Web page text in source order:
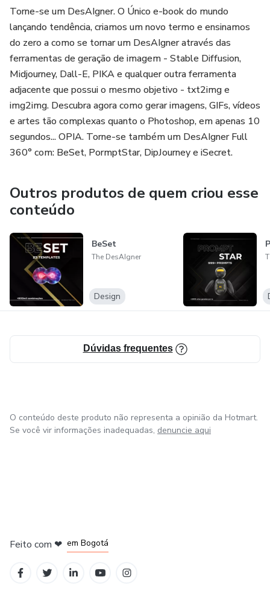
Torne-se um DesAIgner. O Único e-book do mundo
lançando tendência, criamos um novo termo e ensinamos
do zero a como se tornar um DesAIgner através das
ferramentas de geração de imagem - Stable Diffusion,
Midjourney, Dall-E, PIKA e qualquer outra ferramenta
adjacente que possui o mesmo objetivo - txt2img e
img2img. Descubra agora como gerar imagens, GIFs, vídeos
e artes tão complexas quanto o Photoshop, em apenas 10
segundos... OPIA. Torne-se também um DesAIgner Full
360° com: BeSet, PormptStar, DipJourney e iSecret.
Outros produtos de quem criou esse
conteúdo
BeSet
The DesAIgner
Design
Dúvidas frequentes
O conteúdo deste produto não representa a opinião da Hotmart.
Se você vir informações inadequadas, denuncie aqui
Feito com ❤ em Bogotá